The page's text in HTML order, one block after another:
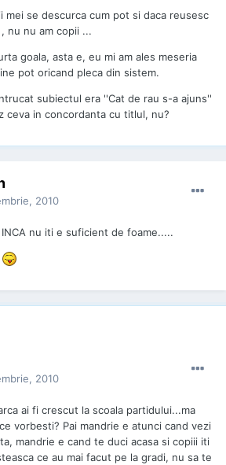
mei se descurca cum pot si daca reusesc
nu nu am copii ...
goala, asta e, eu mi am ales meseria
pot oricand pleca din sistem.
subiectul era ''Cat de rau s-a ajuns''
ceva in concordanta cu titlul, nu?
2010
nu iti e suficient de foame.....
2010
ai fi crescut la scoala partidului...ma
vorbesti? Pai mandrie e atunci cand vezi
mandrie e cand te duci acasa si copiii iti
ce au mai facut pe la gradi, nu sa te